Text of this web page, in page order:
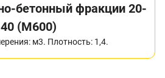
бетонный фракции 20-
40 (М600)
м3. Плотность: 1,4.